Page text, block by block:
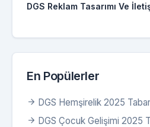
DGS Reklam Tasarımı Ve
En Popülerler
DGS Hemşirelik 2025
DGS Çocuk Gelişimi 2025